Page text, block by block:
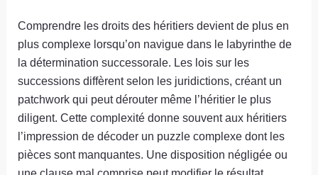
Comprendre les droits des héritiers devient de plus en
plus complexe lorsqu’on navigue dans le labyrinthe de
la détermination successorale. Les lois sur les
successions diffèrent selon les juridictions, créant un
patchwork qui peut dérouter même l’héritier le plus
diligent. Cette complexité donne souvent aux héritiers
l’impression de décoder un puzzle complexe dont les
pièces sont manquantes. Une disposition négligée ou